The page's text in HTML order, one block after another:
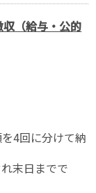
（給与・公的
4回に分けて納
末日までで